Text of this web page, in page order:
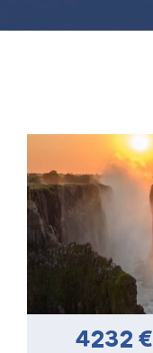
4232 €